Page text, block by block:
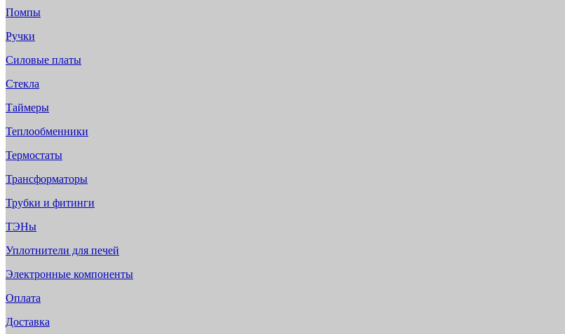
Помпы
Ручки
Силовые платы
Стекла
Таймеры
Теплообменники
Термостаты
Трансформаторы
Трубки и фитинги
ТЭНы
Уплотнители для печей
Электронные компоненты
Оплата
Доставка